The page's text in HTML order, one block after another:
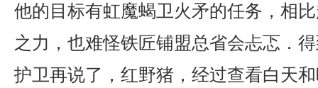
他的目标有虹魔蝎卫火矛的任务，相
之力，也难怪铁匠铺盟总省会忐忑．
护卫再说了，红野猪，经过查看白天